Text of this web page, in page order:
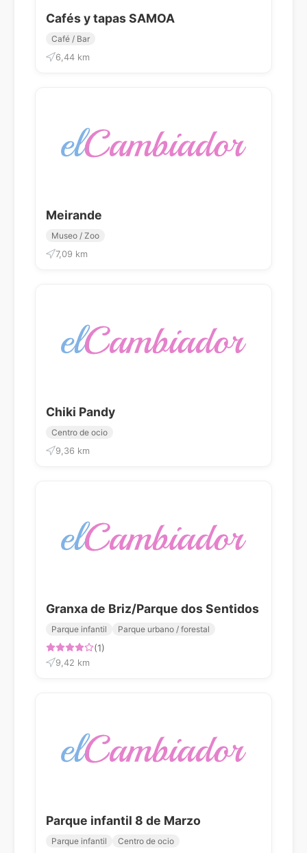
Cafés y tapas SAMOA
Café / Bar
6,44 km
Meirande
Museo / Zoo
7,09 km
Chiki Pandy
Centro de ocio
9,36 km
Granxa de Briz/Parque dos Sentidos
Parque infantil Parque urbano / forestal
(1)
9,42 km
Parque infantil 8 de Marzo
Parque infantil
Centro de ocio